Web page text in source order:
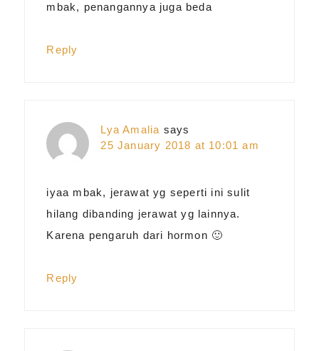
mbak, penangannya juga beda
Reply
Lya Amalia says
25 January 2018 at 10:01 am
iyaa mbak, jerawat yg seperti ini sulit
hilang dibanding jerawat yg lainnya.
Karena pengaruh dari hormon 🙂
Reply